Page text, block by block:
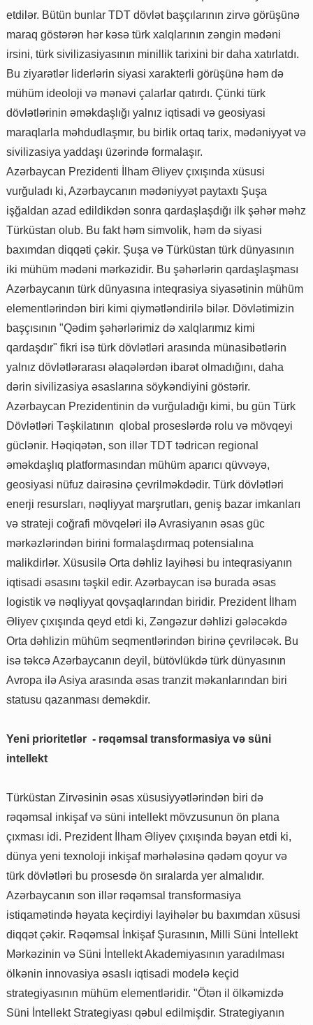
etdilər. Bütün bunlar TDT dövlət başçılarının zirvə görüşünə
maraq göstərən hər kəsə türk xalqlarının zəngin mədəni
irsini, türk sivilizasiyasının minillik tarixini bir daha xatırlatdı.
Bu ziyarətlər liderlərin siyasi xarakterli görüşünə həm də
mühüm ideoloji və mənəvi çalarlar qatırdı. Çünki türk
dövlətlərinin əməkdaşlığı yalnız iqtisadi və geosiyasi
maraqlarla məhdudlaşmır, bu birlik ortaq tarix, mədəniyyət və
sivilizasiya yaddaşı üzərində formalaşır.
Azərbaycan Prezidenti İlham Əliyev çıxışında xüsusi
vurğuladı ki, Azərbaycanın mədəniyyət paytaxtı Şuşa
işğaldan azad edildikdən sonra qardaşlaşdığı ilk şəhər məhz
Türküstan olub. Bu fakt həm simvolik, həm də siyasi
baxımdan diqqəti çəkir. Şuşa və Türküstan türk dünyasının
iki mühüm mədəni mərkəzidir. Bu şəhərlərin qardaşlaşması
Azərbaycanın türk dünyasına inteqrasiya siyasətinin mühüm
elementlərindən biri kimi qiymətləndirilə bilər. Dövlətimizin
başçısının "Qədim şəhərlərimiz də xalqlarımız kimi
qardaşdır" fikri isə türk dövlətləri arasında münasibətlərin
yalnız dövlətlərarası əlaqələrdən ibarət olmadığını, daha
dərin sivilizasiya əsaslarına söykəndiyini göstərir.
Azərbaycan Prezidentinin də vurğuladığı kimi, bu gün Türk
Dövlətləri Təşkilatının qlobal proseslərdə rolu və mövqeyi
güclənir. Həqiqətən, son illər TDT tədricən regional
əməkdaşlıq platformasından mühüm aparıcı qüvvəyə,
geosiyasi nüfuz dairəsinə çevrilməkdədir. Türk dövlətləri
enerji resursları, nəqliyyat marşrutları, geniş bazar imkanları
və strateji coğrafi mövqeləri ilə Avrasiyanın əsas güc
mərkəzlərindən birini formalaşdırmaq potensialına
malikdirlər. Xüsusilə Orta dəhliz layihəsi bu inteqrasiyanın
iqtisadi əsasını təşkil edir. Azərbaycan isə burada əsas
logistik və nəqliyyat qovşaqlarından biridir. Prezident İlham
Əliyev çıxışında qeyd etdi ki, Zəngəzur dəhlizi gələcəkdə
Orta dəhlizin mühüm seqmentlərindən birinə çevriləcək. Bu
isə təkcə Azərbaycanın deyil, bütövlükdə türk dünyasının
Avropa ilə Asiya arasında əsas tranzit məkanlarından biri
statusu qazanması deməkdir.
Yeni prioritetlər - rəqəmsal transformasiya və süni
intellekt
Türküstan Zirvəsinin əsas xüsusiyyətlərindən biri də
rəqəmsal inkişaf və süni intellekt mövzusunun ön plana
çıxması idi. Prezident İlham Əliyev çıxışında bəyan etdi ki,
dünya yeni texnoloji inkişaf mərhələsinə qədəm qoyur və
türk dövlətləri bu prosesdə ön sıralarda yer almalıdır.
Azərbaycanın son illər rəqəmsal transformasiya
istiqamətində həyata keçirdiyi layihələr bu baxımdan xüsusi
diqqət çəkir. Rəqəmsal İnkişaf Şurasının, Milli Süni İntellekt
Mərkəzinin və Süni İntellekt Akademiyasının yaradılması
ölkənin innovasiya əsaslı iqtisadi modelə keçid
strategiyasının mühüm elementləridir. "Ötən il ölkəmizdə
Süni İntellekt Strategiyası qəbul edilmişdir. Strategiyanın